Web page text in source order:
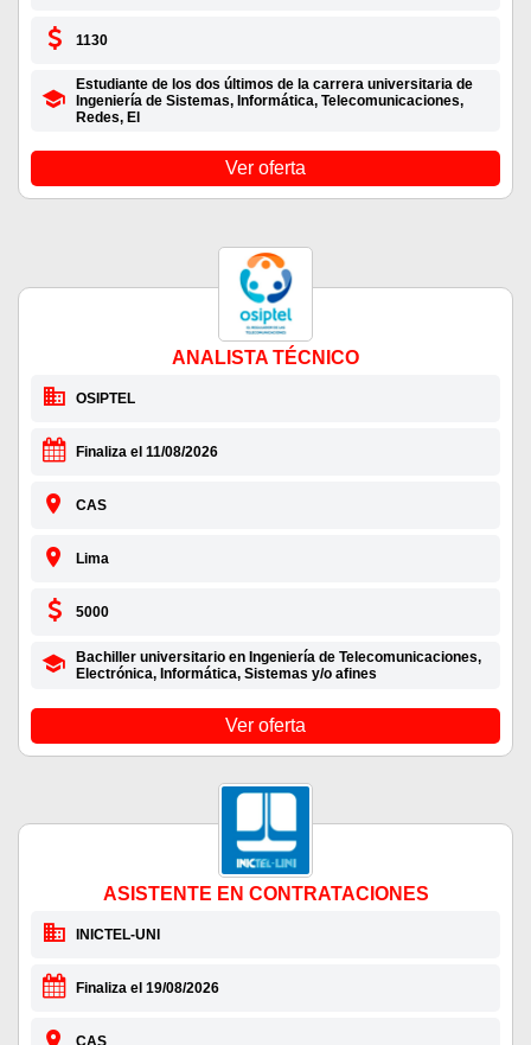
1130
Estudiante de los dos últimos de la carrera universitaria de
Ingeniería de Sistemas, Informática, Telecomunicaciones,
Redes, El
Ver oferta
ANALISTA TÉCNICO
OSIPTEL
Finaliza el 11/08/2026
CAS
Lima
5000
Bachiller universitario en Ingeniería de Telecomunicaciones,
Electrónica, Informática, Sistemas y/o afines
Ver oferta
ASISTENTE EN CONTRATACIONES
INICTEL-UNI
Finaliza el 19/08/2026